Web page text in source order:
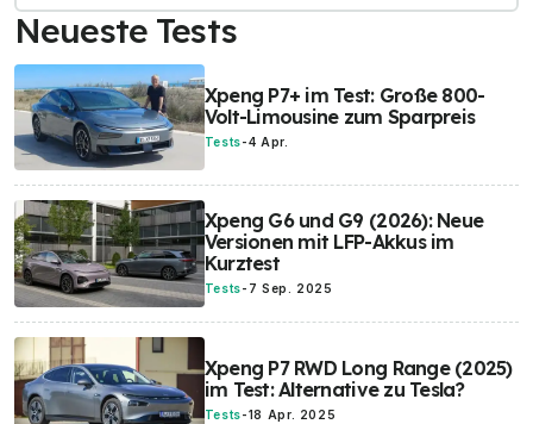
Neueste Tests
Xpeng P7+ im Test: Große 800-
Volt-Limousine zum Sparpreis
Tests-4 Apr.
Xpeng G6 und G9 (2026): Neue
Versionen mit LFP-Akkus im
Kurztest
Tests- 7 Sep. 2025
Xpeng P7 RWD Long Range (2025)
im Test: Alternative zu Tesla?
Tests-18 Apr. 2025